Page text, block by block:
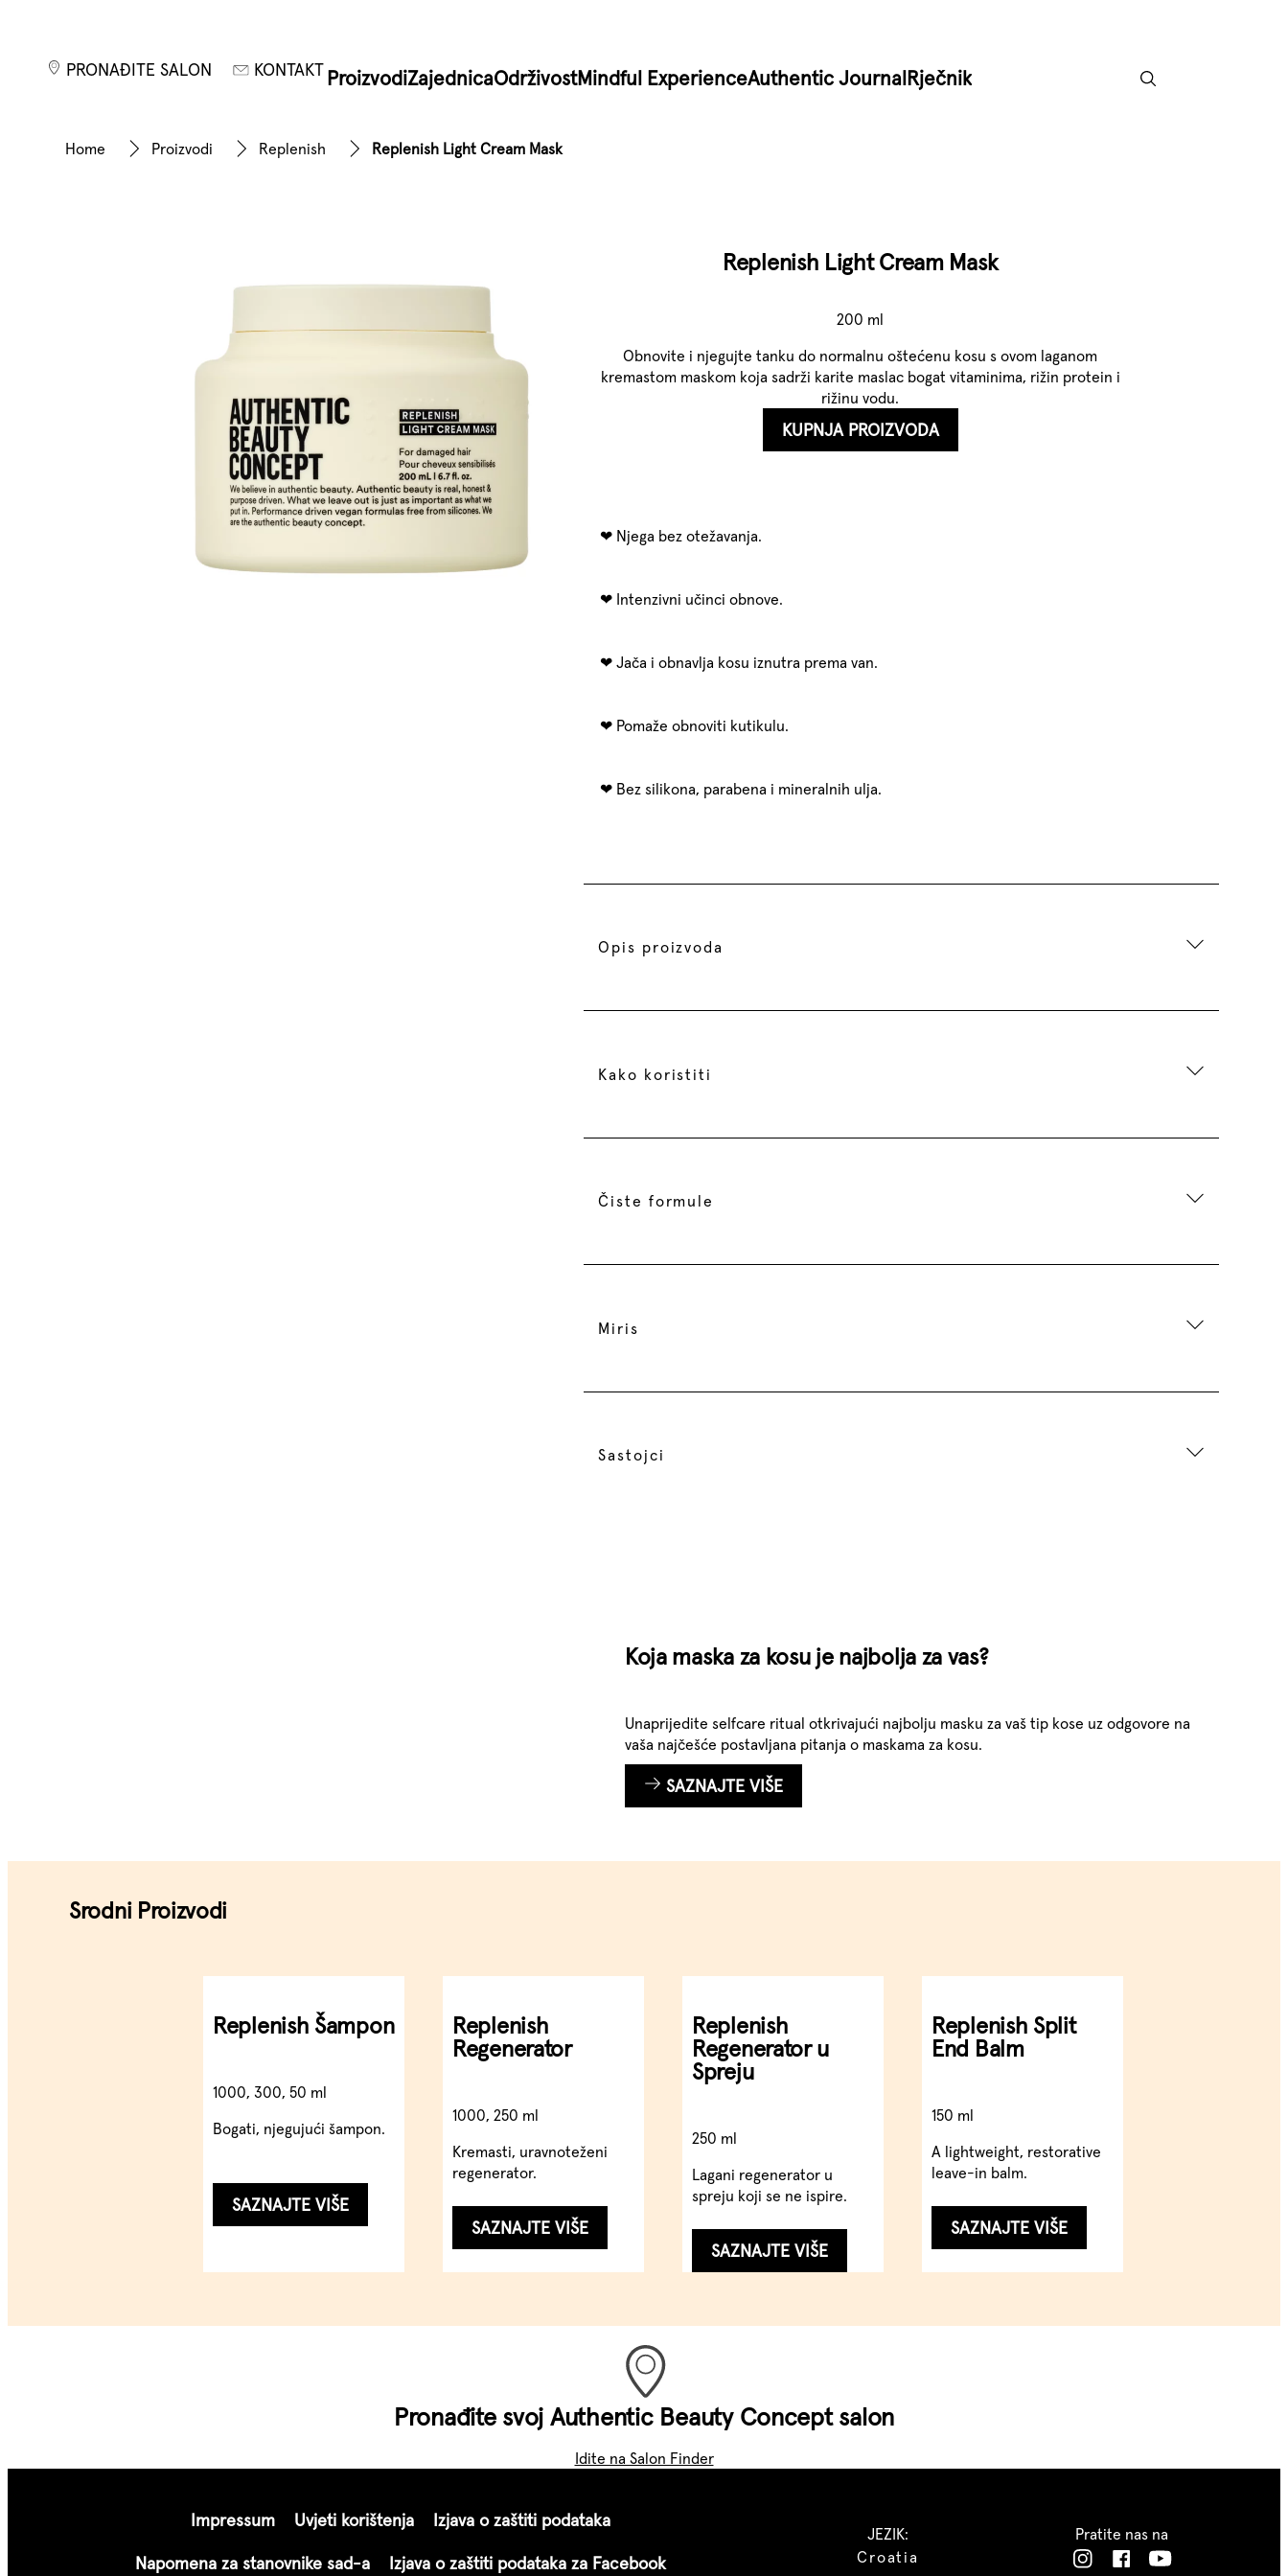
ProizvodiZajednicaOdrživostMindful ExperienceAuthentic JournalRječnik
PRONAĐITE SALON KONTAKT
Home Proizvodi Replenish Replenish Light Cream Mask
Replenish Light Cream Mask
200 ml
Obnovite i njegujte tanku do normalnu oštećenu kosu s ovom laganom
kremastom maskom koja sadrži karite maslac bogat vitaminima, rižin protein i
rižinu vodu.
KUPNJA PROIZVODA
Njega bez otežavanja.
Intenzivni učinci obnove.
Jača i obnavlja kosu iznutra prema van.
Pomaže obnoviti kutikulu.
Bez silikona, parabena i mineralnih ulja.
Opis proizvoda
Kako koristiti
Čiste formule
Miris
Sastojci
Koja maska za kosu je najbolja za vas?
Unaprijedite selfcare ritual otkrivajući najbolju masku za vaš tip kose uz odgovore na
vaša najčešće postavljana pitanja o maskama za kosu.
SAZNAJTE VIŠE
Srodni Proizvodi
Replenish Šampon
1000, 300, 50 ml
Bogati, njegujući šampon.
SAZNAJTE VIŠE
Replenish
Regenerator
1000, 250 ml
Kremasti, uravnoteženi
regenerator.
SAZNAJTE VIŠE
Replenish
Regenerator u
Spreju
250 ml
Lagani regenerator u
spreju koji se ne ispire.
SAZNAJTE VIŠE
Replenish Split
End Balm
150 ml
A lightweight, restorative
leave-in balm.
SAZNAJTE VIŠE
Dubinski njegujuća i
...
Pronađite svoj Authentic Beauty Concept salon
Idite na Salon Finder
Impressum Uvjeti korištenja
Izjava o zaštiti podataka
Napomena za stanovnike sad-a
Izjava o zaštiti podataka za Facebook
JEZIK:
Croatia
Pratite nas na